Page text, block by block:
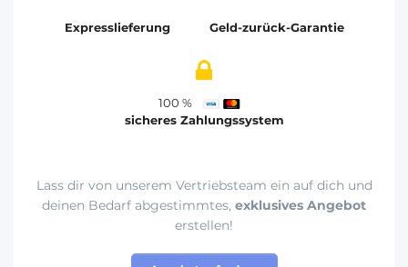
Expresslieferung Geld-zurück-Garantie
100 %
sicheres Zahlungssystem
Lass dir von unserem Vertriebsteam ein auf dich und
deinen Bedarf abgestimmtes, exklusives Angebot
erstellen!